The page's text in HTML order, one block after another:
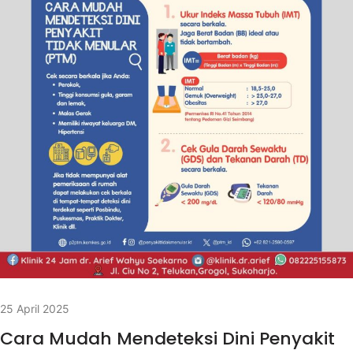
25 April 2025
Cara Mudah Mendeteksi Dini Penyakit